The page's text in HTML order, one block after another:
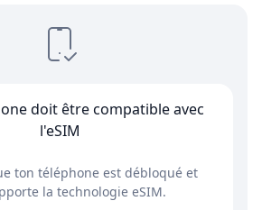
doit être compatible avec
l'eSIM
ton téléphone est débloqué et
la technologie eSIM.